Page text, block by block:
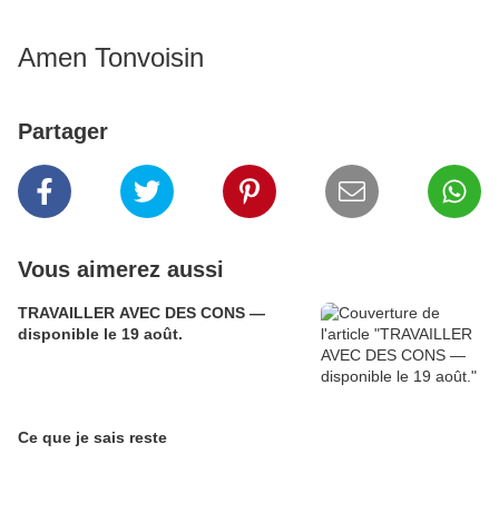
Amen Tonvoisin
Partager
Vous aimerez aussi
TRAVAILLER AVEC DES CONS —
disponible le 19 août.
Ce que je sais reste